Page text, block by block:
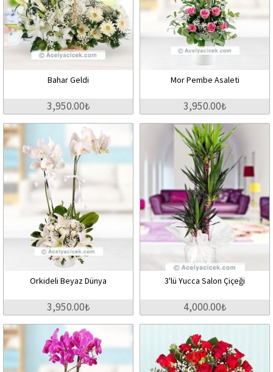
Bahar Geldi
3,950.00₺
Mor Pembe Asaleti
3,950.00₺
Orkideli Beyaz Dünya
3,950.00₺
3'lü Yucca Salon Çiçeği
4,000.00₺